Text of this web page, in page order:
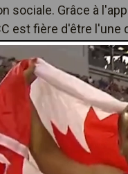
sociale. Grâce à
est fière d'être
par le
By Region >